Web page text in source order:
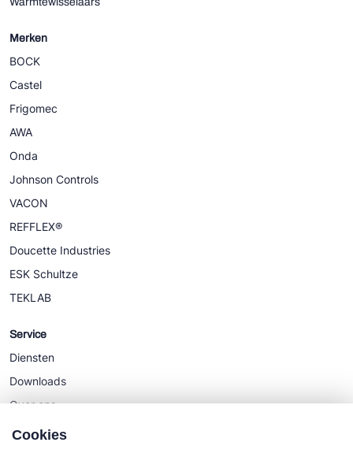
Merken
BOCK
Castel
Frigomec
AWA
Onda
Johnson Controls
VACON
REFFLEX®
Doucette Industries
ESK Schultze
TEKLAB
Service
Diensten
Downloads
Over ons
Nieuws
Cookies